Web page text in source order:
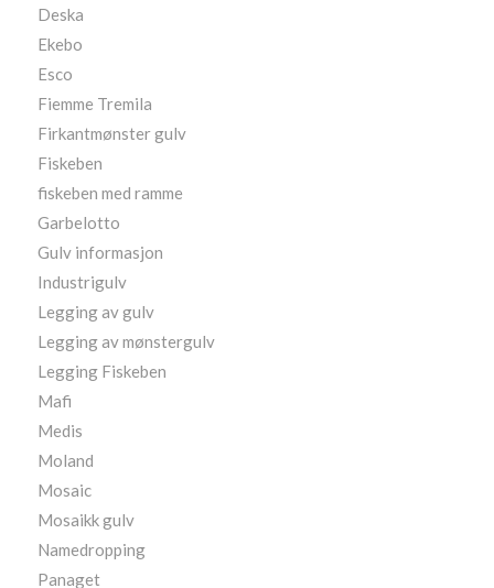
Deska
Ekebo
Esco
Fiemme Tremila
Firkantmønster gulv
Fiskeben
fiskeben med ramme
Garbelotto
Gulv informasjon
Industrigulv
Legging av gulv
Legging av mønstergulv
Legging Fiskeben
Mafi
Medis
Moland
Mosaic
Mosaikk gulv
Namedropping
Panaget